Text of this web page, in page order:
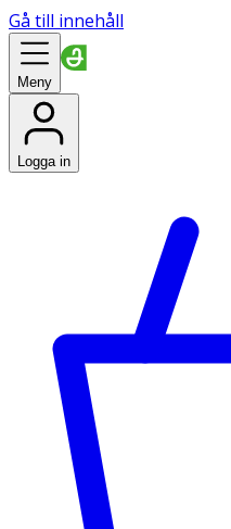
Gå till innehåll
Meny
Logga in